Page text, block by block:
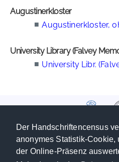
Der Handschriftencensus
anonymes Statistik-Cookie,
der Online-Präsenz
Augustinerkloster
■ Augustinerkloster,
University Library (Falvey
■ University Libr.